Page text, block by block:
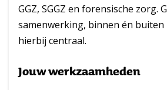
GGZ, SGGZ en forensische zorg.
samenwerking, binnen én buiten
hierbij centraal.
Jouw werkzaamheden